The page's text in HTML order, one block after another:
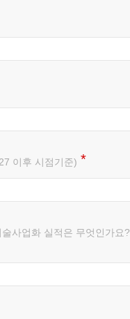
이후 시점기준)
사업화 실적은 무엇인가요?